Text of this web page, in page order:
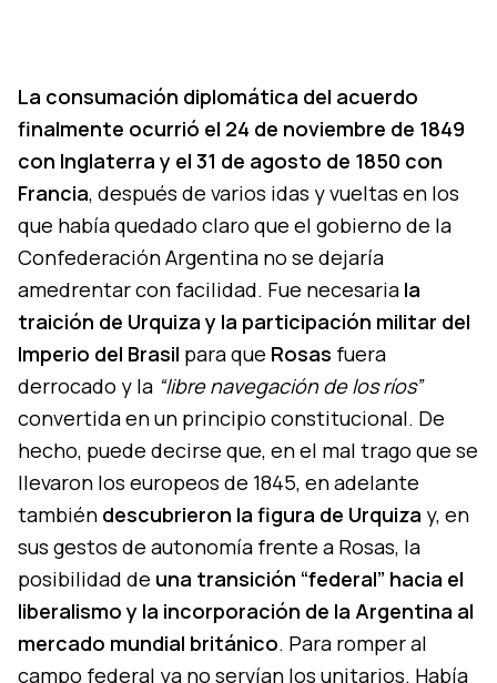
La consumación diplomática del acuerdo
finalmente ocurrió el 24 de noviembre de 1849
con Inglaterra y el 31 de agosto de 1850 con
Francia, después de varios idas y vueltas en los
que había quedado claro que el gobierno de la
Confederación Argentina no se dejaría
amedrentar con facilidad. Fue necesaria la
traición de Urquiza y la participación militar del
Imperio del Brasil para que Rosas fuera
derrocado y la “libre navegación de los ríos”
convertida en un principio constitucional. De
hecho, puede decirse que, en el mal trago que se
llevaron los europeos de 1845, en adelante
también descubrieron la figura de Urquiza y, en
sus gestos de autonomía frente a Rosas, la
posibilidad de una transición “federal” hacia el
liberalismo y la incorporación de la Argentina al
mercado mundial británico. Para romper al
campo federal ya no servían los unitarios. Había